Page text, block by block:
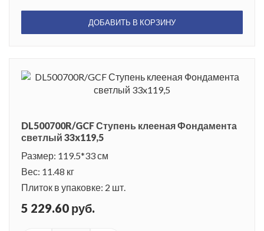
ДОБАВИТЬ В КОРЗИНУ
DL500700R/GCF Ступень клееная Фондамента
светлый 33x119,5
Размер: 119.5*33 см
Вес: 11.48 кг
Плиток в упаковке: 2 шт.
5 229.60 руб.